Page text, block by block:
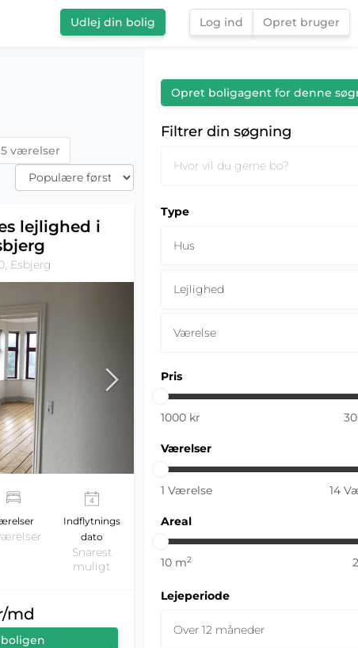
Udlej din bolig Log ind Opret bruger
5 værelser
Opret boligagent for denne
Filtrer din søgning
Type
Hus
Lejlighed
Værelse
Pris
1000 kr
Værelser
1 Værelse 14
Areal
10 m2
Lejeperiode
Over 12 måneder
lejlighed i
Esbjerg
Indflytnings
dato
Snarest
muligt
md
boligen